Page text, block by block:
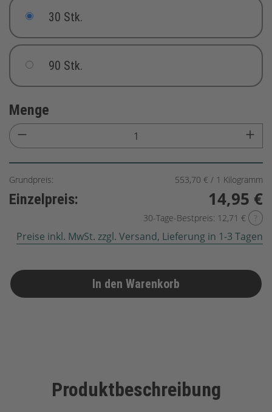
30 Stk.
90 Stk.
Menge
Grundpreis: 553,70 € / 1 Kilogramm
Einzelpreis: 14,95 €
30-Tage-Bestpreis: 12,71 € ?
Preise inkl. MwSt. zzgl. Versand, Lieferung in 1-3 Tagen
In den Warenkorb
Produktbeschreibung